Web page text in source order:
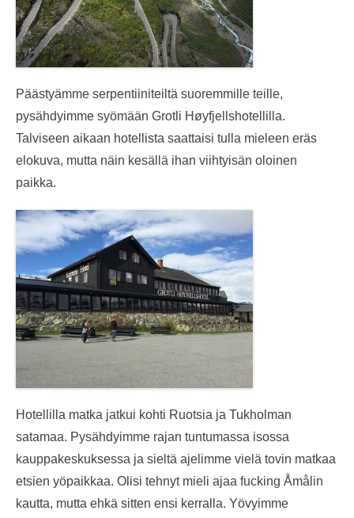
Päästyämme serpentiiniteiltä suoremmille teille,
pysähdyimme syömään Grotli Høyfjellshotellilla.
Talviseen aikaan hotellista saattaisi tulla mieleen eräs
elokuva, mutta näin kesällä ihan viihtyisän oloinen
paikka.
Hotellilla matka jatkui kohti Ruotsia ja Tukholman
satamaa. Pysähdyimme rajan tuntumassa isossa
kauppakeskuksessa ja sieltä ajelimme vielä tovin matkaa
etsien yöpaikkaa. Olisi tehnyt mieli ajaa fucking Åmålin
kautta, mutta ehkä sitten ensi kerralla. Yövyimme